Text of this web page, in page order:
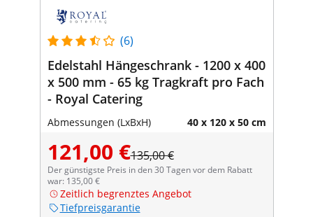
(6)
Edelstahl Hängeschrank - 1200 x 400
x 500 mm - 65 kg Tragkraft pro Fach
- Royal Catering
Abmessungen (LxBxH) 40 x 120 x 50 cm
121,00 €135,00 €
Der günstigste Preis in den 30 Tagen vor dem Rabatt
war: 135,00 €
Zeitlich begrenztes Angebot
Tiefpreisgarantie